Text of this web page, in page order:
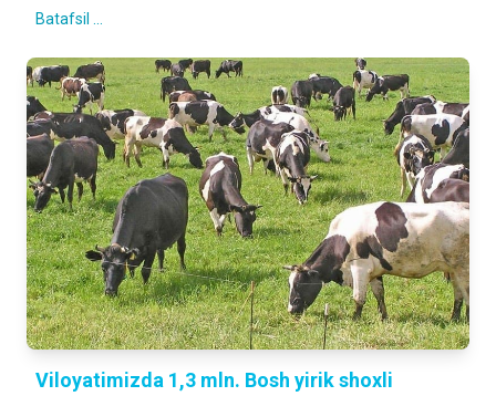
Batafsil ...
Viloyatimizda 1,3 mln. Bosh yirik shoxli